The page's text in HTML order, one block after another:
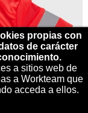
propias con
de carácter
a sitios web de
a Workteam que
acceda a ellos.